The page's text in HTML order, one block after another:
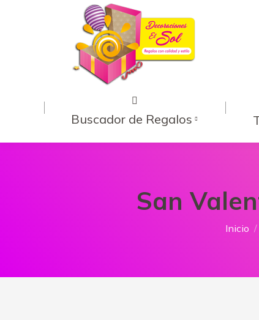
Buscador de Regalos
San
Estás
Inicio